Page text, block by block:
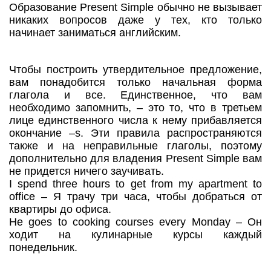
Образование Present Simple обычно не вызывает
никаких вопросов даже у тех, кто только
начинает заниматься английским.
Чтобы построить утвердительное предложение,
вам понадобится только начальная форма
глагола и все. Единственное, что вам
необходимо запомнить, – это то, что в третьем
лице единственного числа к нему прибавляется
окончание –s. Эти правила распространяются
также и на неправильные глаголы, поэтому
дополнительно для владения Present Simple вам
не придется ничего заучивать.
I spend three hours to get from my apartment to
office – Я трачу три часа, чтобы добраться от
квартиры до офиса.
He goes to cooking courses every Monday – Он
ходит на кулинарные курсы каждый
понедельник.